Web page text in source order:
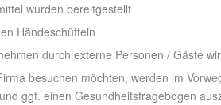
wurden bereitgestellt
Händeschütteln
durch externe Personen / Gäste
besuchen möchten, werden im
ggf. einen Gesundheitsfragebogen